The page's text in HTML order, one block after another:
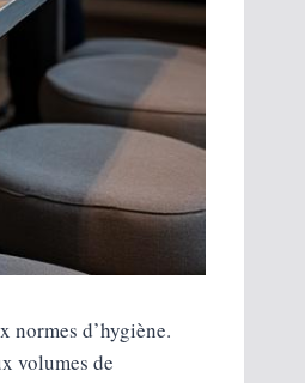
normes d’hygiène.
volumes de